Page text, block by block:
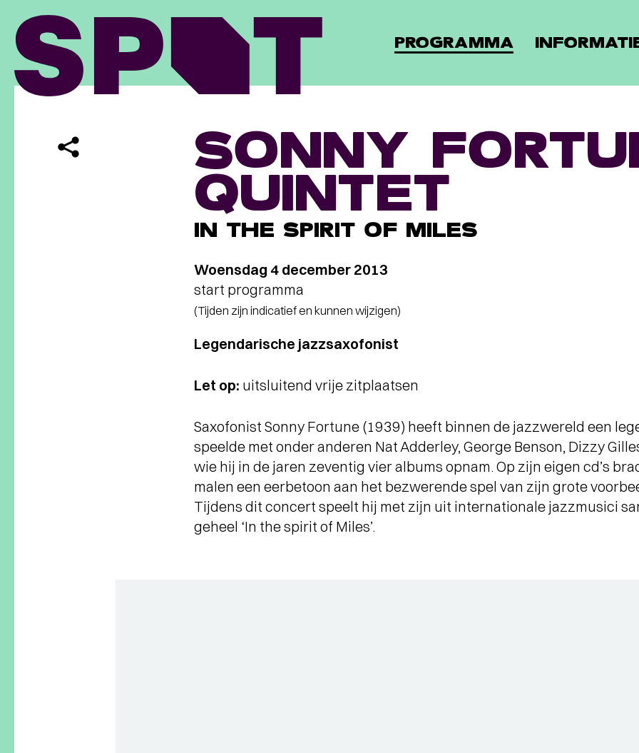
PROGRAMMA
SONNY
QUINTET
IN THE SPIRIT OF MILES
Woensdag 4 december 2013
start programma
(Tijden zijn indicatief en kunnen wijzigen)
Legendarische jazzsaxofonist
Let op: uitsluitend vrije zitplaatsen
Saxofonist Sonny Fortune (1939) heeft binnen de jazzwereld een
speelde met onder anderen Nat Adderley, George Benson, Dizzy
wie hij in de jaren zeventig vier albums opnam. Op zijn eigen cd’s
malen een eerbetoon aan het bezwerende spel van zijn grote
Tijdens dit concert speelt hij met zijn uit internationale jazzmusici
geheel ‘In the spirit of Miles’.